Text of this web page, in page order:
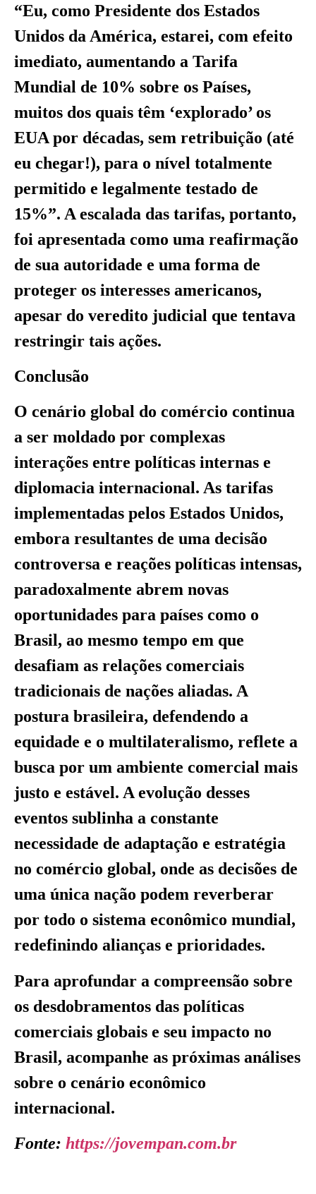
“Eu, como Presidente dos Estados
Unidos da América, estarei, com efeito
imediato, aumentando a Tarifa
Mundial de 10% sobre os Países,
muitos dos quais têm ‘explorado’ os
EUA por décadas, sem retribuição (até
eu chegar!), para o nível totalmente
permitido e legalmente testado de
15%”. A escalada das tarifas, portanto,
foi apresentada como uma reafirmação
de sua autoridade e uma forma de
proteger os interesses americanos,
apesar do veredito judicial que tentava
restringir tais ações.
Conclusão
O cenário global do comércio continua
a ser moldado por complexas
interações entre políticas internas e
diplomacia internacional. As tarifas
implementadas pelos Estados Unidos,
embora resultantes de uma decisão
controversa e reações políticas intensas,
paradoxalmente abrem novas
oportunidades para países como o
Brasil, ao mesmo tempo em que
desafiam as relações comerciais
tradicionais de nações aliadas. A
postura brasileira, defendendo a
equidade e o multilateralismo, reflete a
busca por um ambiente comercial mais
justo e estável. A evolução desses
eventos sublinha a constante
necessidade de adaptação e estratégia
no comércio global, onde as decisões de
uma única nação podem reverberar
por todo o sistema econômico mundial,
redefinindo alianças e prioridades.
Para aprofundar a compreensão sobre
os desdobramentos das políticas
comerciais globais e seu impacto no
Brasil, acompanhe as próximas análises
sobre o cenário econômico
internacional.
Fonte: https://jovempan.com.br